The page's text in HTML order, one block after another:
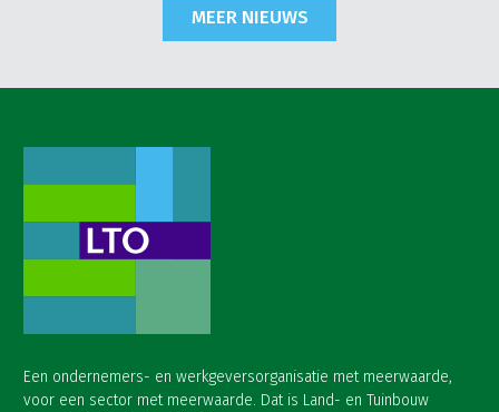
MEER NIEUWS
Een ondernemers- en werkgeversorganisatie met meerwaarde,
voor een sector met meerwaarde. Dat is Land- en Tuinbouw